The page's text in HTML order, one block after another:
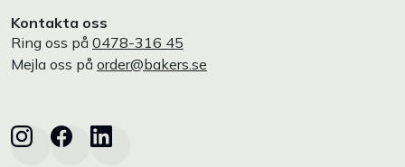
Kontakta oss
Ring oss på 0478-316 45
Mejla oss på order@bakers.se